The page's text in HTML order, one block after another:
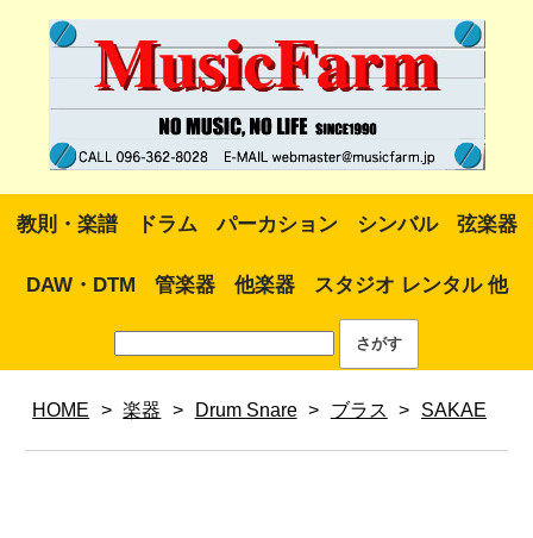
教則・楽譜 ドラム パーカション シンバル 弦楽器
DAW・DTM 管楽器 他楽器 スタジオ レンタル 他
HOME > 楽器 > Drum Snare > ブラス > SAKAE